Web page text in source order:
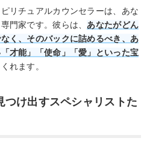
リチュアルカウンセラーは、あな
門家です。彼らは、 あなたがどん
く、そのバックに詰めるべき、あ
才能」「使命」「愛」といった宝
れます。
つけ出すスペシャリストた